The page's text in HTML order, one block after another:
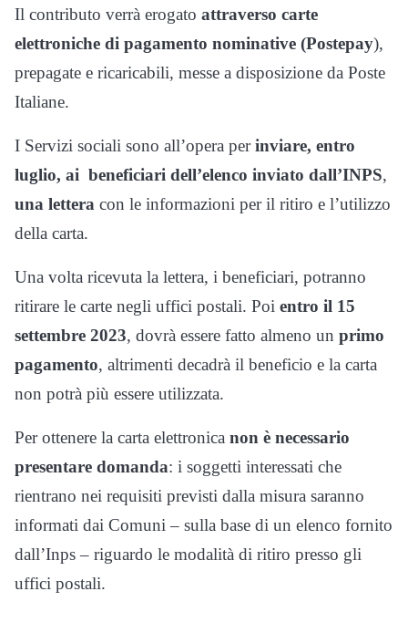
Il contributo verrà erogato attraverso carte
elettroniche di pagamento nominative (Postepay),
prepagate e ricaricabili, messe a disposizione da Poste
Italiane.
I Servizi sociali sono all’opera perinviare, entro
luglio, ai beneficiari dell’elenco inviato dall’INPS,
una lettera con le informazioni per il ritiro e l’utilizzo
della carta.
Una volta ricevuta la lettera, i beneficiari, potranno
ritirare le carte negli uffici postali. Poi entro il 15
settembre 2023, dovrà essere fatto almeno un primo
pagamento, altrimenti decadrà il beneficio e la carta
non potrà più essere utilizzata.
Per ottenere la carta elettronica non è necessario
presentare domanda: i soggetti interessati che
rientrano nei requisiti previsti dalla misura saranno
informati dai Comuni – sulla base di un elenco fornito
dall’Inps – riguardo le modalità di ritiro presso gli
uffici postali.